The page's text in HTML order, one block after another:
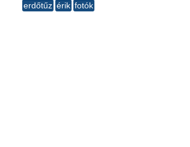
erdőtűz érik fotók